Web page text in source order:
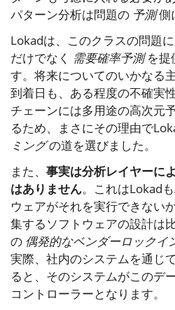
パターン分析は問題の 予測側
Lokadは、このクラスの問題
だけでなく 需要確率予測を提
す。将来についてのいかなる
到着日も、ある程度の不確実
チェーンには多用途の高次元
るため、まさにその理由で
ミングの道を選びました。
また、 事実は分析レイヤーに
はありません。これはLokad
ウェアがそれを実行できない
集するソフトウェアの設計は
の 偶発的なベンダーロックイ
実際、社内のシステムを通じ
ると、そのシステムがこのデ
コントローラーとなります。